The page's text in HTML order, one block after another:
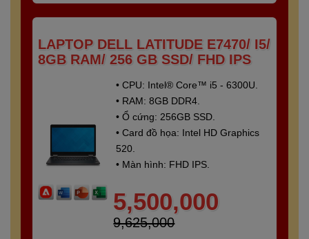
LAPTOP DELL LATITUDE E7470/ I5/
8GB RAM/ 256 GB SSD/ FHD IPS
• CPU: Intel® Core™ i5 - 6300U.
• RAM: 8GB DDR4.
• Ổ cứng: 256GB SSD.
• Card đồ họa: Intel HD Graphics
520.
• Màn hình: FHD IPS.
5,500,000
9,625,000